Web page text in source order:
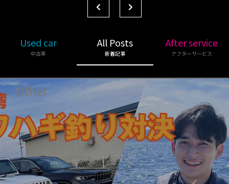
Used car
中古車
All Posts
新着記事
After service
アフターサービス
Other